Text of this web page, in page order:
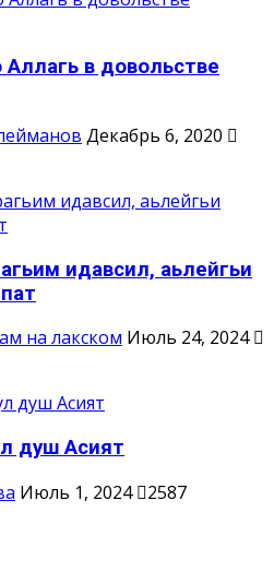
в довольстве
Декабрь 6, 2020
идавсил, аьлейгьи
на лакском Июль 24, 2024
душ Асият
Июль 1, 2024 2587